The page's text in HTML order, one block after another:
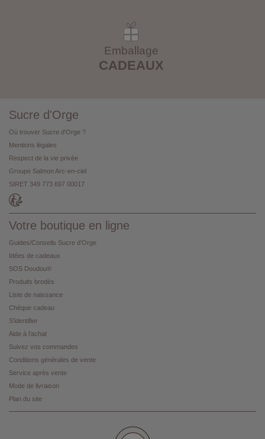
Emballage
CADEAUX
Sucre d'Orge
Où trouver Sucre d'Orge ?
Mentions légales
Respect de la vie privée
Groupe Salmon Arc-en-ciel
SIRET 349 773 697 00017
Votre boutique en ligne
Guides/Conseils Sucre d'Orge
Idées de cadeaux
SOS Doudou®
Produits brodés
Liste de naissance
Chèque cadeau
S'identifier
Aide à l'achat
Suivez vos commandes
Conditions générales de vente
Service après vente
Mode de livraison
Plan du site